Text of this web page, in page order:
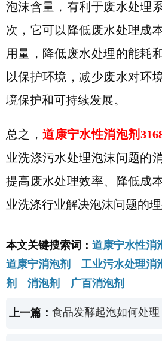
泡沫含量，有利于废水处理
次，它可以降低废水处理成
用量，降低废水处理的能耗
以保护环境，减少废水对环
境保护和可持续发展。
总之，道康宁水性消泡剂
业洗涤污水处理泡沫问题的
提高废水处理效率、降低成
业洗涤行业解决泡沫问题的理
本文关键搜索词： 道康宁水性
道康宁消泡剂 工业污水处理
剂 消泡剂 广百消泡剂
上一篇：